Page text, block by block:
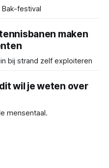
Bak-festival
maken
bij strand zelf exploiteren
wil je weten over
mensentaal.